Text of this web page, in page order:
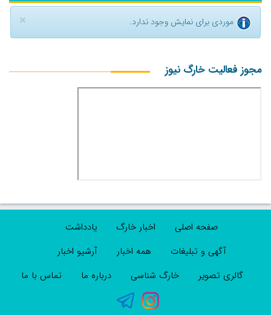
× موردی برای نمایش وجود ندارد.
مجوز فعالیت خارگ نیوز
صفحه اصلی اخبار خارگ
یادداشت
آگهی و تبلیغات
همه اخبار
آرشیو اخبار
گالری تصویر
خارگ شناسی درباره ما تماس با ما